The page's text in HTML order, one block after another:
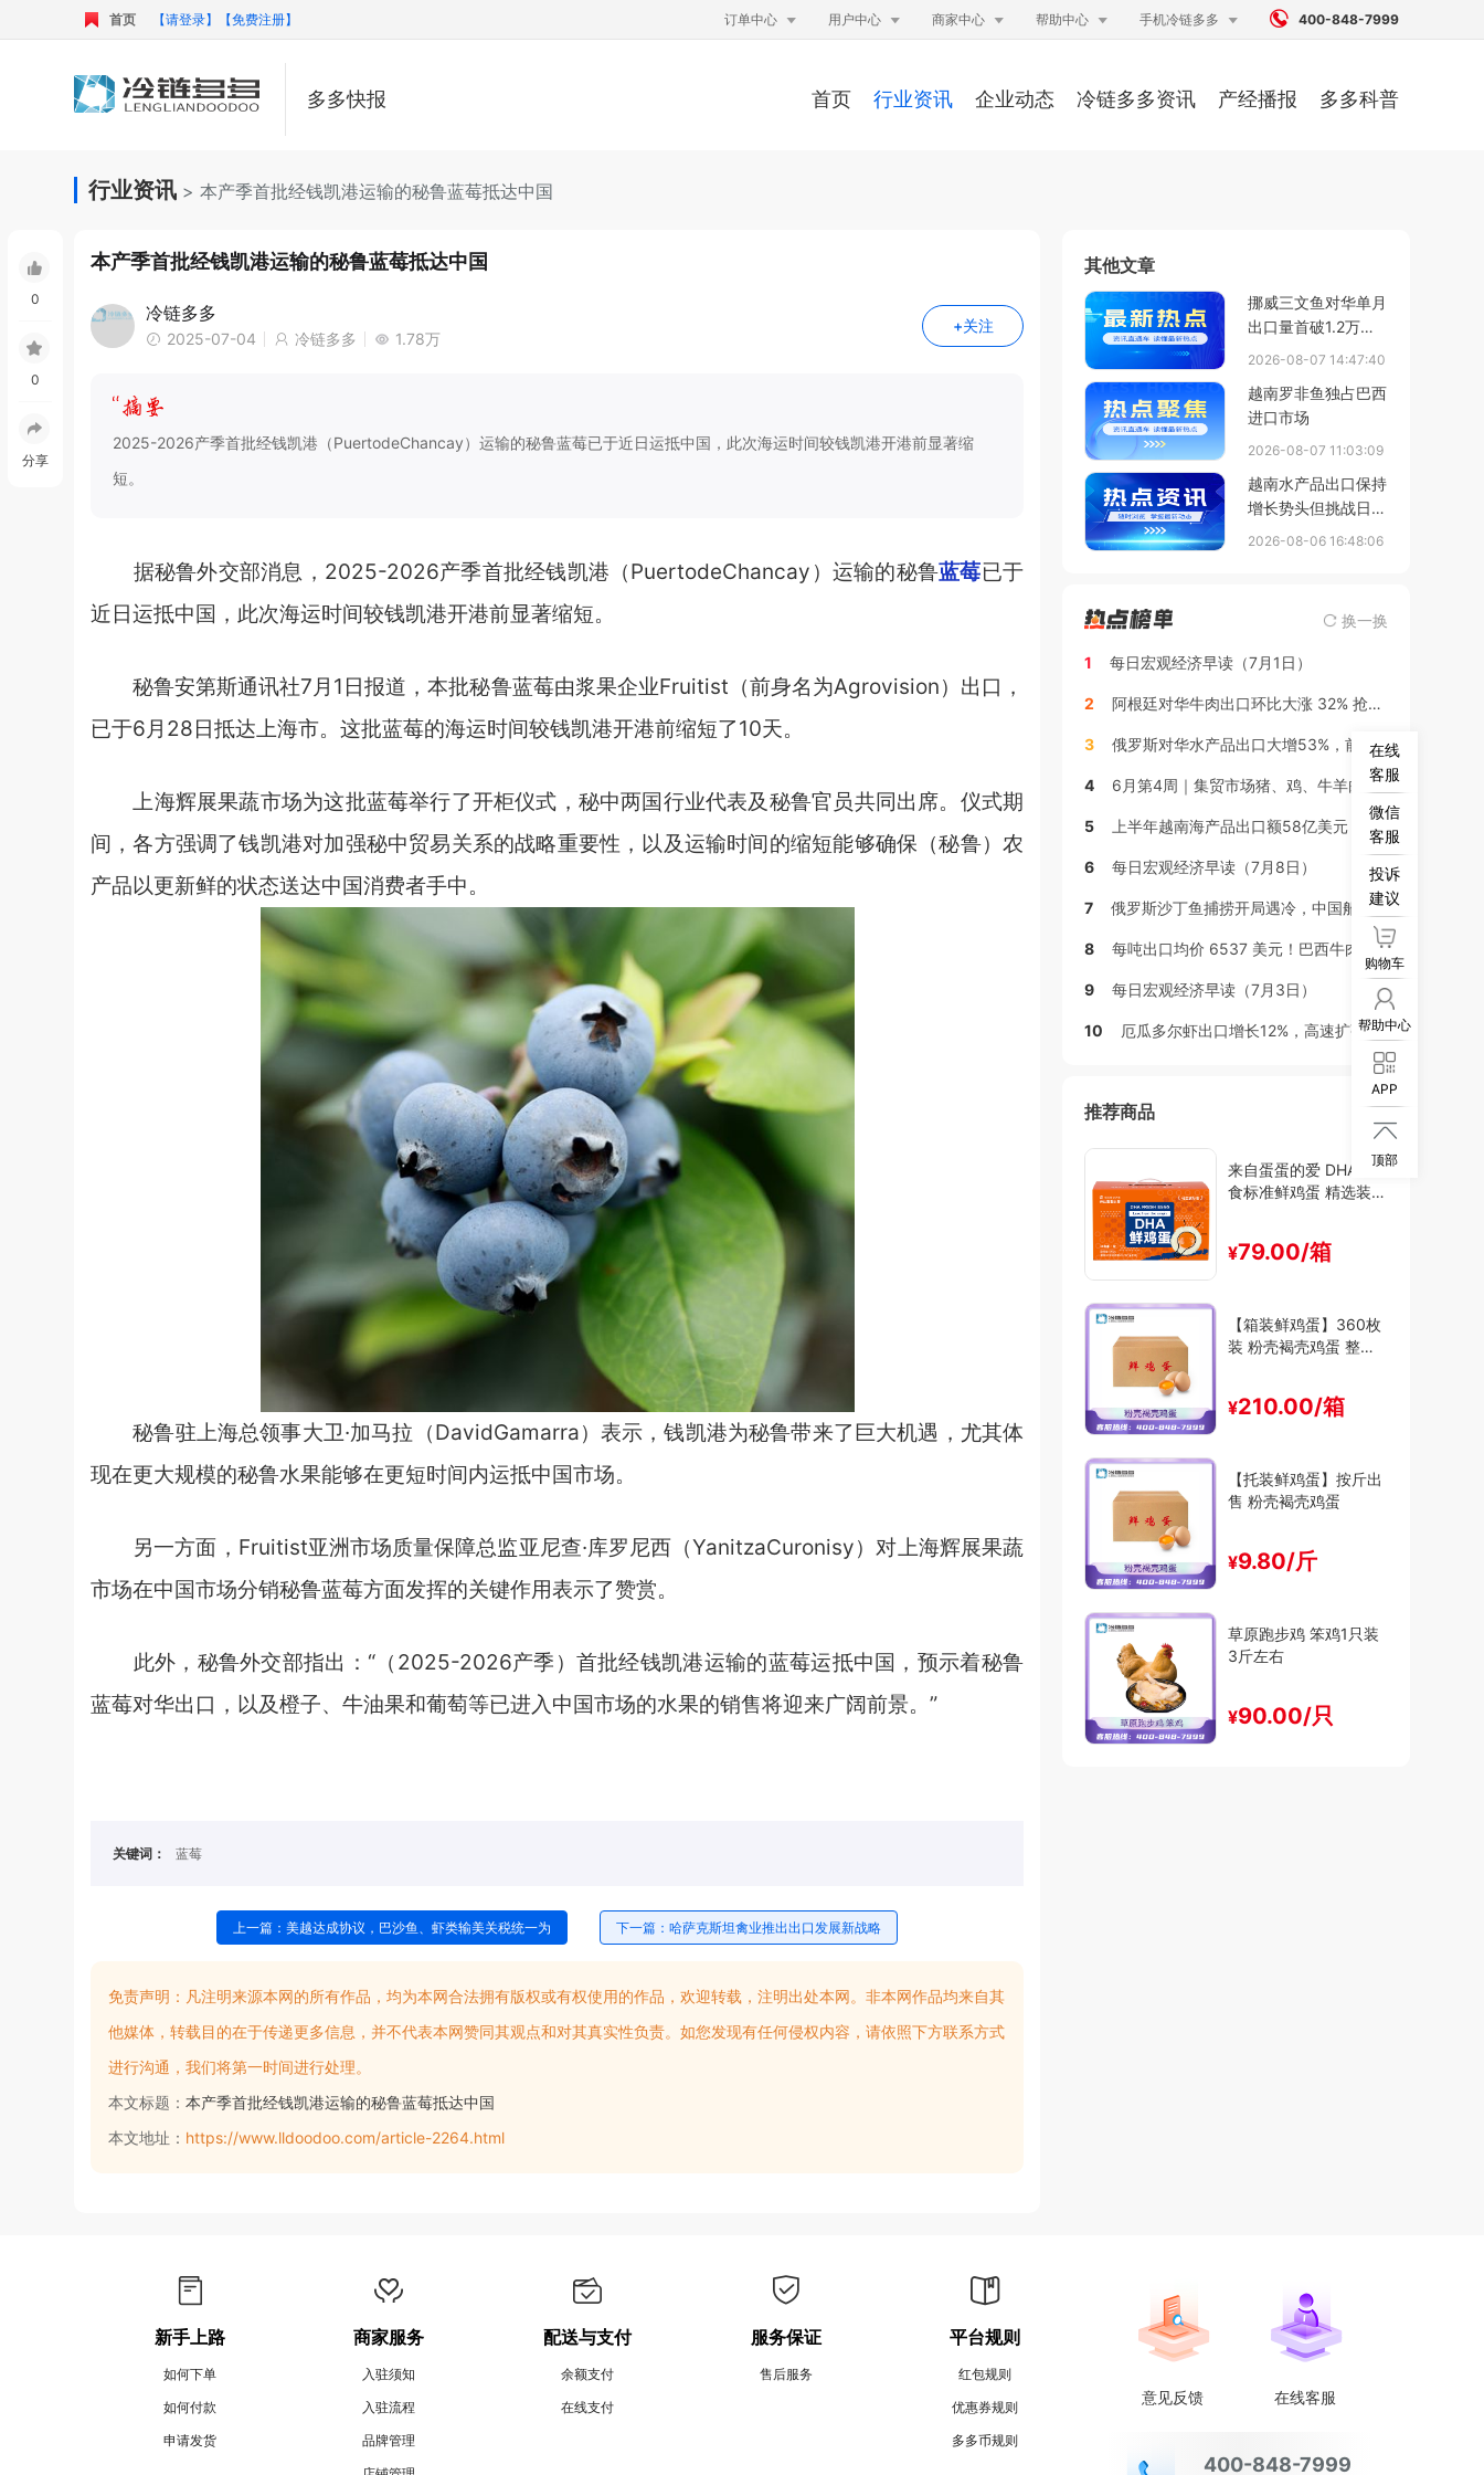
首页 【请登录】 【免费注册】 订单中心  用户中心  商家中心  帮助中心  手机冷链多多   400-848-7999
多多快报 首页 行业资讯 企业动态 冷链多多资讯 产经播报 多多科普
行业资讯 > 本产季首批经钱凯港运输的秘鲁蓝莓抵达中国
本产季首批经钱凯港运输的秘鲁蓝莓抵达中国
冷链多多
2025-07-04 冷链多多 1.78万
+关注
2025-2026产季首批经钱凯港（PuertodeChancay）运输的秘鲁蓝莓已于近日运抵中国，此次海运时间较钱凯港开港前显著缩
短。
据秘鲁外交部消息，2025-2026产季首批经钱凯港（PuertodeChancay）运输的秘鲁蓝莓已于
近日运抵中国，此次海运时间较钱凯港开港前显著缩短。
秘鲁安第斯通讯社7月1日报道，本批秘鲁蓝莓由浆果企业Fruitist（前身名为Agrovision）出口，
已于6月28日抵达上海市。这批蓝莓的海运时间较钱凯港开港前缩短了10天。
上海辉展果蔬市场为这批蓝莓举行了开柜仪式，秘中两国行业代表及秘鲁官员共同出席。仪式期
间，各方强调了钱凯港对加强秘中贸易关系的战略重要性，以及运输时间的缩短能够确保（秘鲁）农
产品以更新鲜的状态送达中国消费者手中。
秘鲁驻上海总领事大卫·加马拉（DavidGamarra）表示，钱凯港为秘鲁带来了巨大机遇，尤其体
现在更大规模的秘鲁水果能够在更短时间内运抵中国市场。
另一方面，Fruitist亚洲市场质量保障总监亚尼查·库罗尼西（YanitzaCuronisy）对上海辉展果蔬
市场在中国市场分销秘鲁蓝莓方面发挥的关键作用表示了赞赏。
此外，秘鲁外交部指出：“（2025-2026产季）首批经钱凯港运输的蓝莓运抵中国，预示着秘鲁
蓝莓对华出口，以及橙子、牛油果和葡萄等已进入中国市场的水果的销售将迎来广阔前景。”
关键词： 蓝莓
上一篇：美越达成协议，巴沙鱼、虾类输美关税统一为 下一篇：哈萨克斯坦禽业推出出口发展新战略
免责声明： 凡注明来源本网的所有作品，均为本网合法拥有版权或有权使用的作品，欢迎转载，注明出处本网。非本网作品均来自其
他媒体，转载目的在于传递更多信息，并不代表本网赞同其观点和对其真实性负责。如您发现有任何侵权内容，请依照下方联系方式
进行沟通，我们将第一时间进行处理。
本文标题： 本产季首批经钱凯港运输的秘鲁蓝莓抵达中国
本文地址： https://www.lldoodoo.com/article-2264.html
其他文章
挪威三文鱼对华单月
出口量首破1.2万吨
创历史新高，7月海
13%破纪录
2026-08-07 14:47:40
越南罗非鱼独占巴西
进口市场
2026-08-07 11:03:09
越南水产品出口保持
增长势头但挑战日益
凸显
2026-08-06 16:48:06
换一换
1 每日宏观经济早读（7月1日）
2 阿根廷对华牛肉出口环比大涨 32% 抢占市场增量
3 俄罗斯对华水产品出口大增53%，前5个月突破20亿美元
4 6月第4周｜集贸市场猪、鸡、牛羊肉行情周报
5 上半年越南海产品出口额58亿美元
6 每日宏观经济早读（7月8日）
7 俄罗斯沙丁鱼捕捞开局遇冷，中国船队已在公海作业
8 每吨出口均价 6537 美元！巴西牛肉出口迎来年内顶峰
9 每日宏观经济早读（7月3日）
10 厄瓜多尔虾出口增长12%，高速扩张时代接近尾声
推荐商品
来自蛋蛋的爱 DHA可生
食标准鲜鸡蛋 精选装
¥79.00/箱
【箱装鲜鸡蛋】360枚
装 粉壳褐壳鸡蛋 整箱
¥210.00/箱
【托装鲜鸡蛋】按斤出
售 粉壳褐壳鸡蛋
¥9.80/斤
草原跑步鸡 笨鸡1只装
3斤左右
¥90.00/只
0
0
分享
在线
客服
微信
客服
投诉
建议
购物车
帮助中心
APP

顶部
新手上路
如何下单
如何付款
申请发货
商家服务
入驻须知
入驻流程
品牌管理
配送与支付
余额支付
在线支付
服务保证
售后服务
平台规则
红包规则
优惠券规则
多多币规则
意见反馈 在线客服
400-848-7999